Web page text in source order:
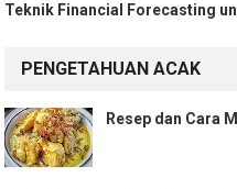
Teknik Financial Forecasting
PENGETAHUAN ACAK
Resep dan Cara